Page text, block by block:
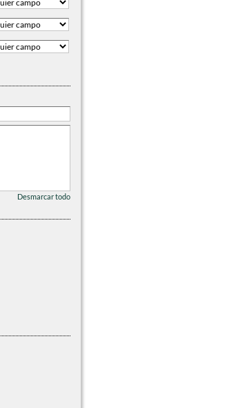
Desmarcar todo